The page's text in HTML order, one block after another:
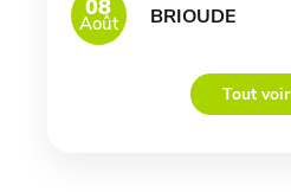
08
Août BRIOUDE
Tout voir